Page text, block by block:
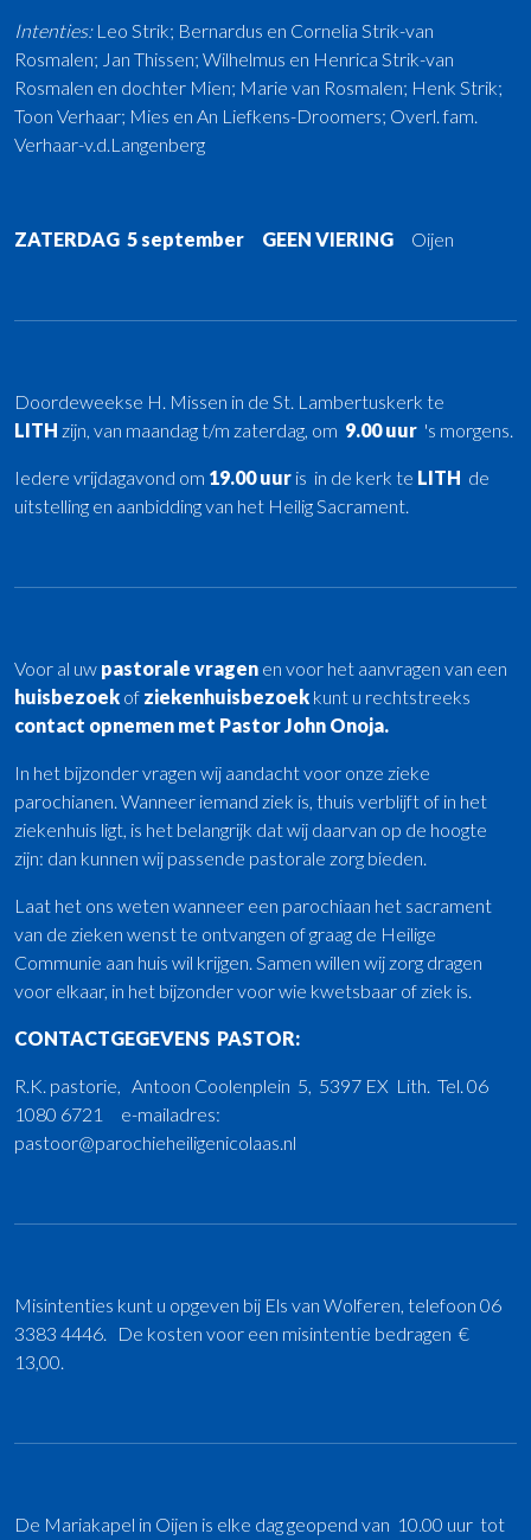
Intenties:Leo Strik; Bernardus en Cornelia Strik-van
Rosmalen; Jan Thissen; Wilhelmus en Henrica Strik-van
Rosmalen en dochter Mien; Marie van Rosmalen; Henk Strik;
Toon Verhaar; Mies en An Liefkens-Droomers; Overl. fam.
Verhaar-v.d.Langenberg
ZATERDAG 5 september GEEN VIERING Oijen
Doordeweekse H. Missen in de St. Lambertuskerk te
LITH zijn, van maandag t/m zaterdag, om 9.00 uur 's morgens.
Iedere vrijdagavond om 19.00 uur is in de kerk te LITH de
uitstelling en aanbidding van het Heilig Sacrament.
Voor al uw pastorale vragen en voor het aanvragen van een
huisbezoek of ziekenhuisbezoek kunt u rechtstreeks
contact opnemen met Pastor John Onoja.
In het bijzonder vragen wij aandacht voor onze zieke
parochianen. Wanneer iemand ziek is, thuis verblijft of in het
ziekenhuis ligt, is het belangrijk dat wij daarvan op de hoogte
zijn: dan kunnen wij passende pastorale zorg bieden.
Laat het ons weten wanneer een parochiaan het sacrament
van de zieken wenst te ontvangen of graag de Heilige
Communie aan huis wil krijgen. Samen willen wij zorg dragen
voor elkaar, in het bijzonder voor wie kwetsbaar of ziek is.
CONTACTGEGEVENS PASTOR:
R.K. pastorie, Antoon Coolenplein 5, 5397 EX Lith. Tel. 06
1080 6721 e-mailadres:
pastoor@parochieheiligenicolaas.nl
Misintenties kunt u opgeven bij Els van Wolferen, telefoon 06
3383 4446. De kosten voor een misintentie bedragen €
13,00.
De Mariakapel in Oijen is elke dag geopend van 10.00 uur tot